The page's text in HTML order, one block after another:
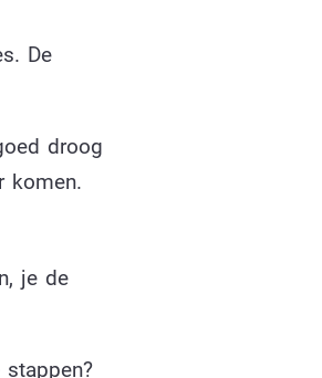
De
droog
komen.
je de